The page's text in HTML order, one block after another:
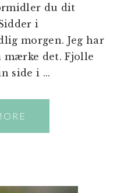
du dit
i
morgen. Jeg har
mærke det. Fjolle
side i ...